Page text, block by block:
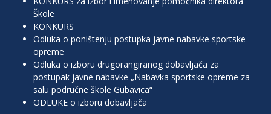
Škole
KONKURS
Odluka o poništenju postupka javne nabavke sportske
opreme
Odluka o izboru drugorangiranog dobavljača za
postupak javne nabavke „Nabavka sportske opreme za
salu područne škole Gubavica“
ODLUKE o izboru dobavljača